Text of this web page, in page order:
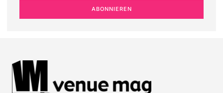
ABONNIEREN